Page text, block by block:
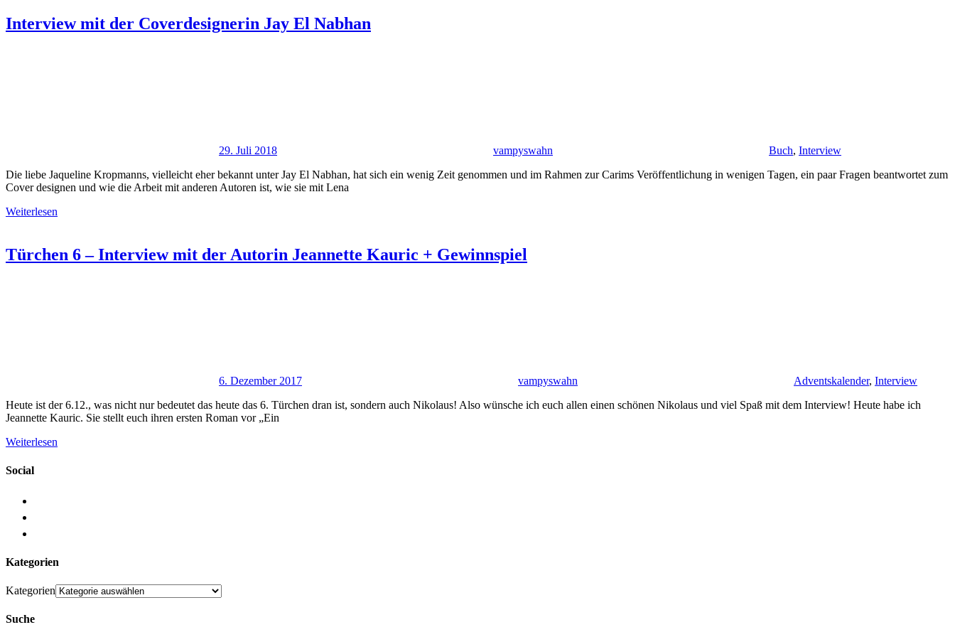
Interview mit der Coverdesignerin Jay El Nabhan
29. Juli 2018 vampyswahn Buch, Interview
Die liebe Jaqueline Kropmanns, vielleicht eher bekannt unter Jay El Nabhan, hat sich ein wenig Zeit genommen und im Rahmen zur Carims Veröffentlichung in wenigen Tagen, ein paar Fragen beantwortet zum
Cover designen und wie die Arbeit mit anderen Autoren ist, wie sie mit Lena
Weiterlesen
Türchen 6 – Interview mit der Autorin Jeannette Kauric + Gewinnspiel
6. Dezember 2017 vampyswahn Adventskalender, Interview
Heute ist der 6.12., was nicht nur bedeutet das heute das 6. Türchen dran ist, sondern auch Nikolaus! Also wünsche ich euch allen einen schönen Nikolaus und viel Spaß mit dem Interview! Heute habe ich
Jeannette Kauric. Sie stellt euch ihren ersten Roman vor „Ein
Weiterlesen
Social
Kategorien
Kategorien
Suche